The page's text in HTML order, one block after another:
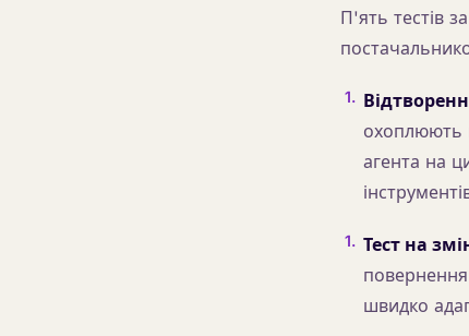
П'ять тестів
1.
охоплюють
агента на
1. Тест на
швидко